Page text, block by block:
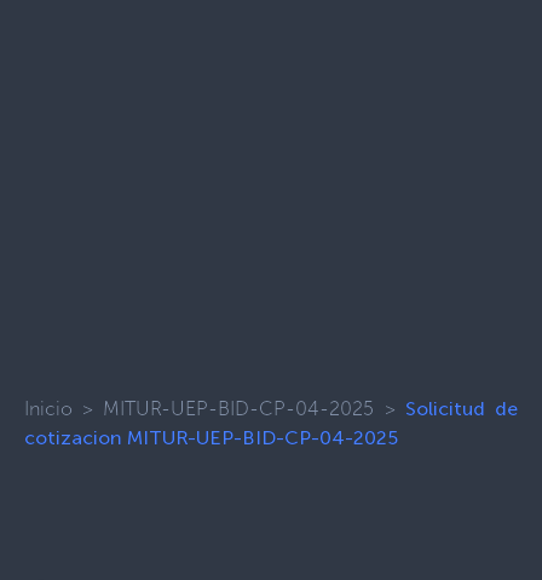
Inicio > MITUR-UEP-BID-CP-04-2025 > Solicitud de
cotizacion MITUR-UEP-BID-CP-04-2025